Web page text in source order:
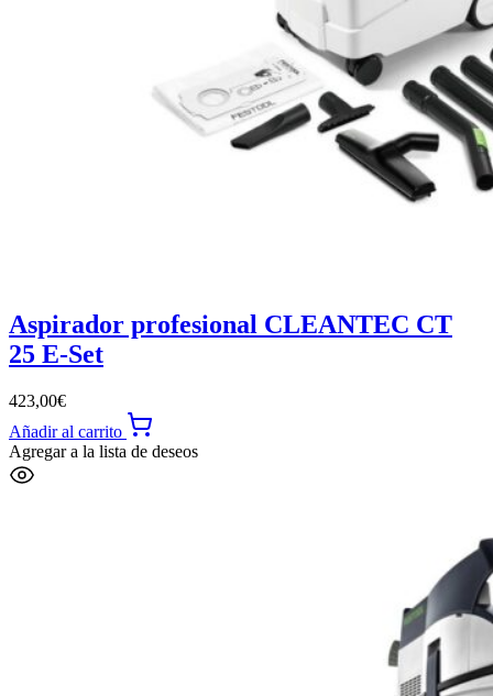
Aspirador profesional CLEANTEC CT
25 E-Set
423,00€
Añadir al carrito
Agregar a la lista de deseos